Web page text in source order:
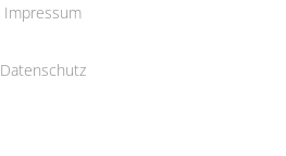
Impressum
Datenschutz